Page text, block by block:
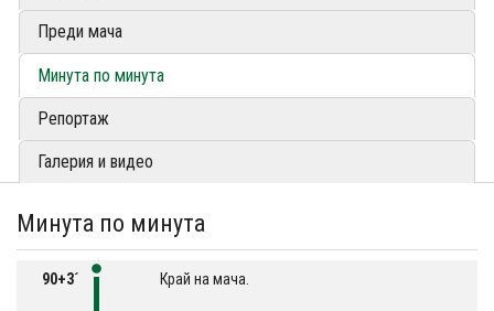
Преди мача
Минута по минута
Репортаж
Галерия и видео
Минута по минута
90+3´ Край на мача.